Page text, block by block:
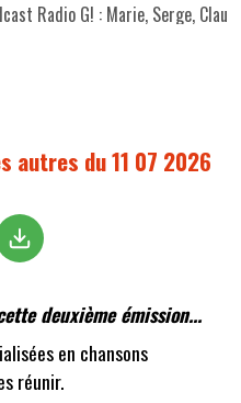
Radio G! : Marie, Serge,
autres du 11 07 2026
deuxième émission...
en chansons
réunir.